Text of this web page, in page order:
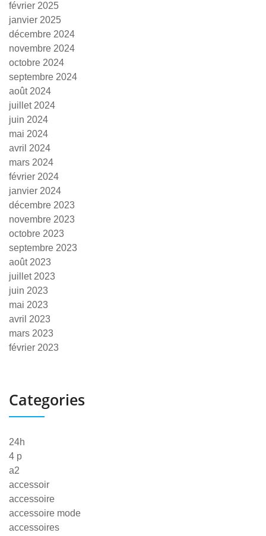
février 2025
janvier 2025
décembre 2024
novembre 2024
octobre 2024
septembre 2024
août 2024
juillet 2024
juin 2024
mai 2024
avril 2024
mars 2024
février 2024
janvier 2024
décembre 2023
novembre 2023
octobre 2023
septembre 2023
août 2023
juillet 2023
juin 2023
mai 2023
avril 2023
mars 2023
février 2023
Categories
24h
4 p
a2
accessoir
accessoire
accessoire mode
accessoires